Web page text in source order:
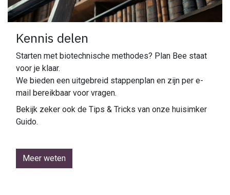
Kennis delen
Starten met biotechnische methodes? Plan Bee staat
voor je klaar.
We bieden een uitgebreid stappenplan en zijn per e-
mail bereikbaar voor vragen.
Bekijk zeker ook de Tips & Tricks van onze huisimker
Guido.
Meer weten